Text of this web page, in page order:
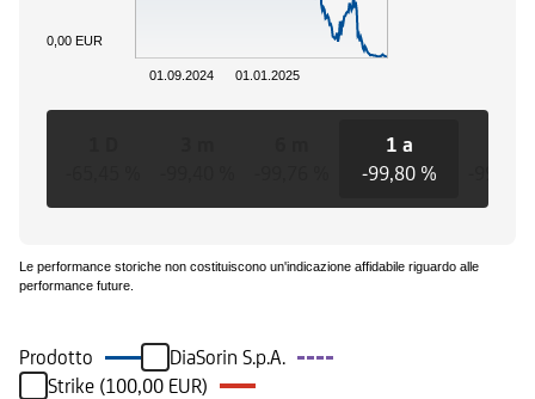
01.09.2024 01.01.2025
0,00 EUR
1 a
-99,80 %
Le performance storiche non costituiscono un'indicazione affidabile riguardo alle
performance future.
Prodotto
DiaSorin S.p.A.
Strike (100,00 EUR)